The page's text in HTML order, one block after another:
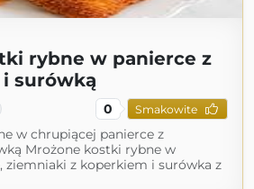
rybne w panierce z
surówką
0 Smakowite
w chrupiącej panierce z
Mrożone kostki rybne w
ziemniaki z koperkiem i surówka z